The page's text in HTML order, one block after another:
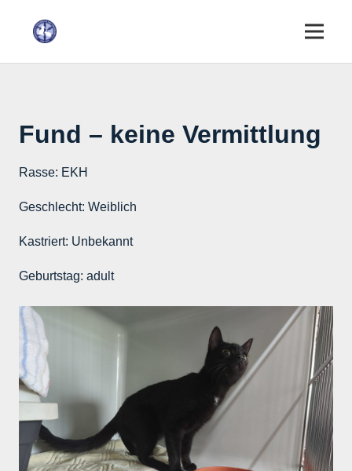
Fund – keine Vermittlung
Rasse: EKH
Geschlecht: Weiblich
Kastriert: Unbekannt
Geburtstag: adult